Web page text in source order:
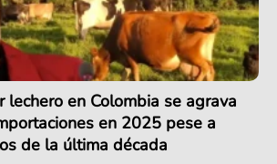
lechero en Colombia se agrava
en 2025 pese a
de la última década